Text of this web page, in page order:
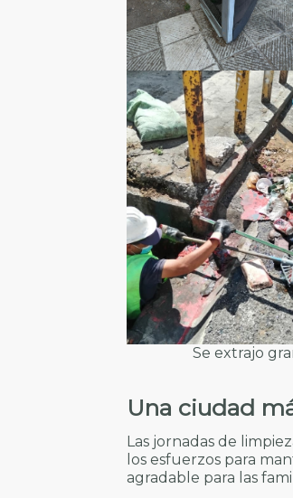
Se extrajo
Una ciudad
Las jornadas de
los esfuerzos para
agradable para las